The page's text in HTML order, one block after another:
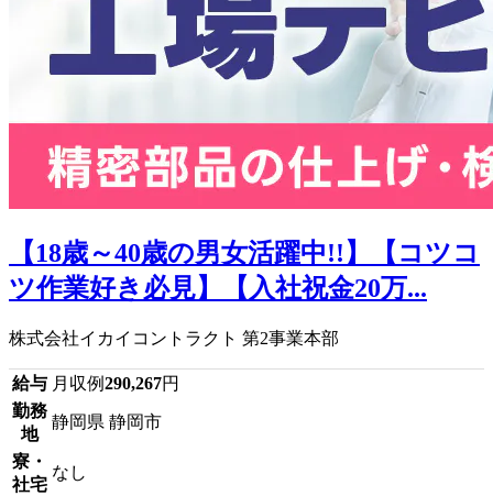
【18歳～40歳の男女活躍中!!】【コツコ
ツ作業好き必見】【入社祝金20万...
株式会社イカイコントラクト 第2事業本部
給与 月収例290,267円
勤務
地
静岡県 静岡市
寮・
社宅
なし